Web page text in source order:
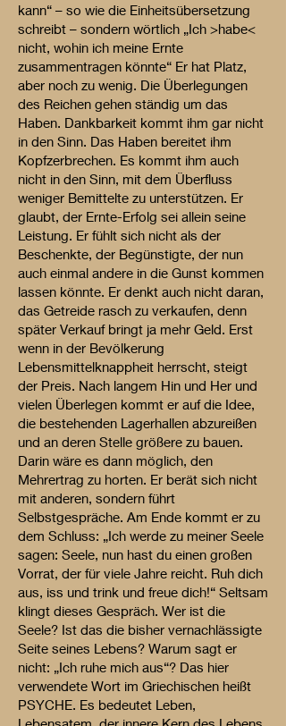
kann“ – so wie die Einheitsübersetzung
schreibt – sondern wörtlich „Ich >habe<
nicht, wohin ich meine Ernte
zusammentragen könnte“ Er hat Platz,
aber noch zu wenig. Die Überlegungen
des Reichen gehen ständig um das
Haben. Dankbarkeit kommt ihm gar nicht
in den Sinn. Das Haben bereitet ihm
Kopfzerbrechen. Es kommt ihm auch
nicht in den Sinn, mit dem Überfluss
weniger Bemittelte zu unterstützen. Er
glaubt, der Ernte-Erfolg sei allein seine
Leistung. Er fühlt sich nicht als der
Beschenkte, der Begünstigte, der nun
auch einmal andere in die Gunst kommen
lassen könnte. Er denkt auch nicht daran,
das Getreide rasch zu verkaufen, denn
später Verkauf bringt ja mehr Geld. Erst
wenn in der Bevölkerung
Lebensmittelknappheit herrscht, steigt
der Preis. Nach langem Hin und Her und
vielen Überlegen kommt er auf die Idee,
die bestehenden Lagerhallen abzureißen
und an deren Stelle größere zu bauen.
Darin wäre es dann möglich, den
Mehrertrag zu horten. Er berät sich nicht
mit anderen, sondern führt
Selbstgespräche. Am Ende kommt er zu
dem Schluss: „Ich werde zu meiner Seele
sagen: Seele, nun hast du einen großen
Vorrat, der für viele Jahre reicht. Ruh dich
aus, iss und trink und freue dich!“ Seltsam
klingt dieses Gespräch. Wer ist die
Seele? Ist das die bisher vernachlässigte
Seite seines Lebens? Warum sagt er
nicht: „Ich ruhe mich aus“? Das hier
verwendete Wort im Griechischen heißt
PSYCHE. Es bedeutet Leben,